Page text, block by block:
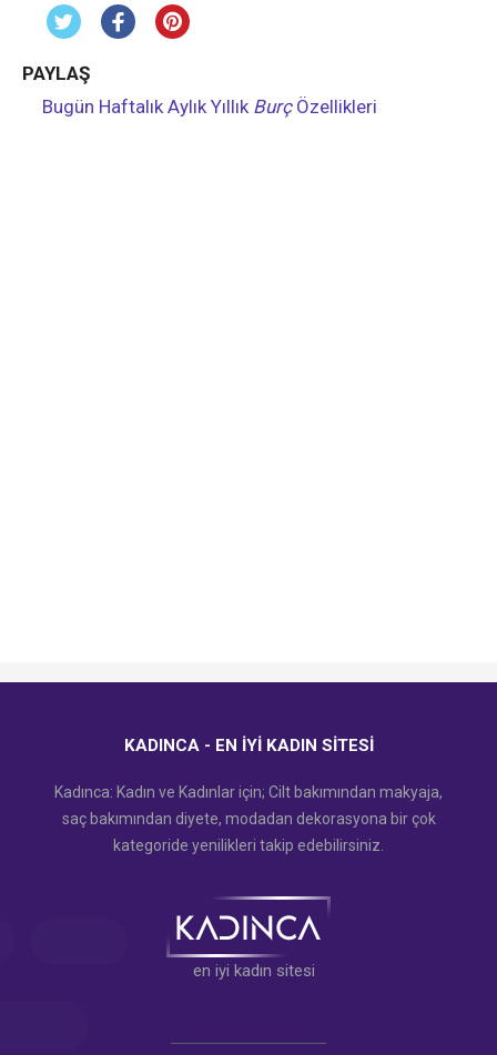
PAYLAŞ
Bugün Haftalık Aylık Yıllık BurçÖzellikleri
KADINCA - EN İYI KADIN SITESI
Kadınca: Kadın ve Kadınlar için; Cilt bakımından makyaja,
saç bakımından diyete, modadan dekorasyona bir çok
kategoride yenilikleri takip edebilirsiniz.
en iyi kadın sitesi